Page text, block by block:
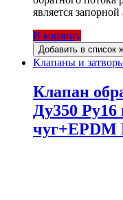
является
В корзину
Добавить в список
Клапаны и
Клапан
Ду350
чуг+EPDM